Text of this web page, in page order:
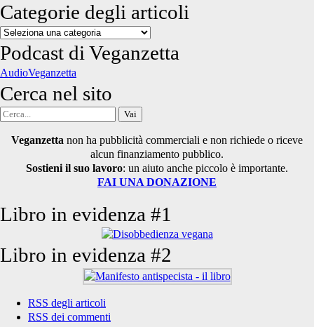
Categorie degli articoli
Categorie
degli
articoli
Podcast di Veganzetta
AudioVeganzetta
Cerca nel sito
Cerca
Veganzetta non ha pubblicità commerciali e non richiede o riceve
alcun finanziamento pubblico.
Sostieni il suo lavoro: un aiuto anche piccolo è importante.
FAI UNA DONAZIONE
Libro in evidenza #1
Libro in evidenza #2
RSS degli articoli
RSS dei commenti